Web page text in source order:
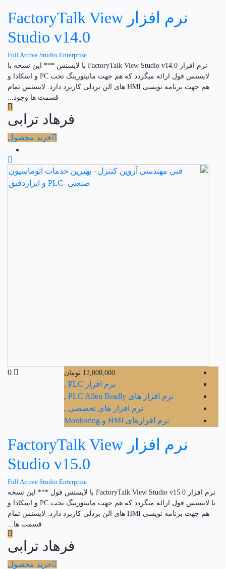
نرم افزار FactoryTalk View
Studio v14.0
Full Active Studio Enterprise
نرم افزار FactoryTalk View Studio v14.0 با لایسنس *** این نسخه با
لایسنس فول ارائه میگردد که هم جهت مانیتورینگ تحت PC و اسکادا و
هم جهت برنامه نویسی HMI های الن بردلی کاربرد دارد. لایسنس تمام
قسمت ها وجود...
فرهاد ترابی
خرید محصول
12,000,000 تومان
نرم افزار PLC ,
نرم افزار های PLC Allen Bradly ,
نرم افزار های تخصصی ,
نرم افزارهای HMI و Monitoring
نرم افزار FactoryTalk View
Studio v15.0
Full Active Studio Enterprise
نرم افزار FactoryTalk View Studio v15.0 با لایسنس فول *** این نسخه
با لایسنس فول ارائه میگردد که هم جهت مانیتورینگ تحت PC و اسکادا و
هم جهت برنامه نویسی HMI های الن بردلی کاربرد دارد. لایسنس تمام
قسمت ها...
فرهاد ترابی
خرید محصول